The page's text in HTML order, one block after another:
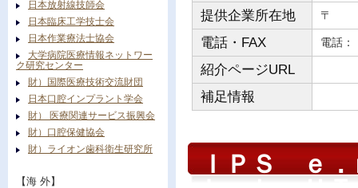
提供企業所在地 〒
電話・FAX 電
紹介ページURL
補足情報
ＩＰＳ ｅ
日本放射線技師会
日本臨床工学技士会
日本作業療法士協会
大学病院医療情報ネットワー
ク研究センター
財）国際医療技術交流財団
日本口腔インプラント学会
財） 医療関連サービス振興会
財）口腔保健協会
財）ライオン歯科衛生研究所
【海 外】